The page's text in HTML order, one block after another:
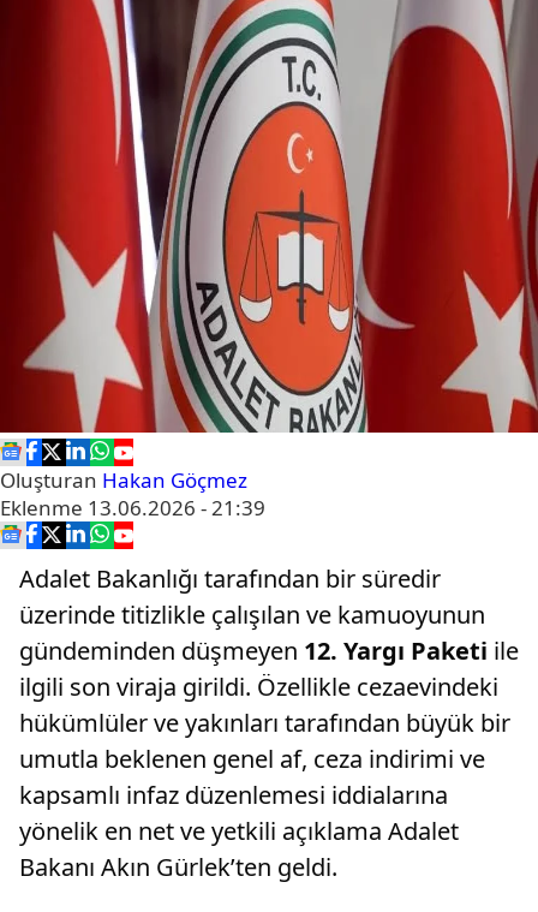
Oluşturan Hakan Göçmez
Eklenme 13.06.2026 - 21:39
Adalet Bakanlığı tarafından bir süredir
üzerinde titizlikle çalışılan ve kamuoyunun
gündeminden düşmeyen 12. Yargı Paketi ile
ilgili son viraja girildi. Özellikle cezaevindeki
hükümlüler ve yakınları tarafından büyük bir
umutla beklenen genel af, ceza indirimi ve
kapsamlı infaz düzenlemesi iddialarına
yönelik en net ve yetkili açıklama Adalet
Bakanı Akın Gürlek’ten geldi.